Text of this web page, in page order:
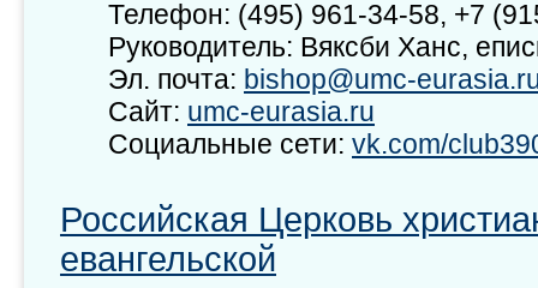
Телефон: (495) 961-34-58, +7
Руководитель: Вяксби Ханс,
Эл. почта: bishop@umc-
Сайт: umc-eurasia.ru
Социальные сети: vk.com/
Российская Церковь
евангельской